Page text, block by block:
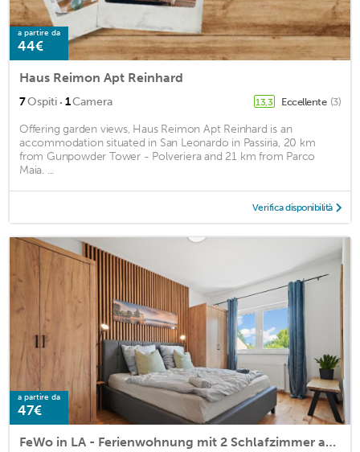
a partire da
44€
Haus Reimon Apt Reinhard
7Ospiti · 1Camera 13,3 Eccellente (3)
Offering garden views, Haus Reimon Apt Reinhard is an
accommodation situated in San Leonardo in Passiria, 20 km
from Gunpowder Tower - Polveriera and 21 km from Parco
Maia. ...
Verifica disponibilità
a partire da
47€
FeWo in LA - Ferienwohnung mit 2 Schlafzimmer am Bodensee